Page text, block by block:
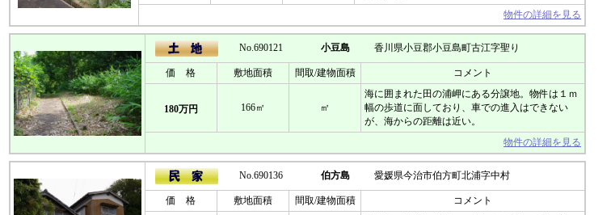
物件の詳細を見る
No.690121 小豆島 香川県小豆郡小豆島町古江字聖り
価 格 敷地面積 間取/建物面積 コメント
180万円 166㎡ ㎡
海に囲まれた田の浦岬にある分譲地。物件は１ｍ
幅の歩道に面しており、車での進入はできない
が、海からの距離は近い。
物件の詳細を見る
No.690136 伯方島 愛媛県今治市伯方町北浦字中村
価 格 敷地面積 間取/建物面積 コメント